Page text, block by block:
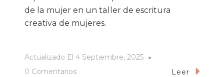
de la mujer en un taller de escritura
creativa de mujeres.
Actualizado El 4 Septiembre, 2025
0 ComentariosEn Leer